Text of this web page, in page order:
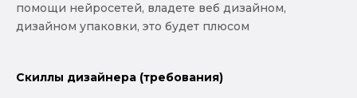
помощи нейросетей, владете веб дизайном,
дизайном упаковки, это будет плюсом
Скиллы дизайнера (требования)